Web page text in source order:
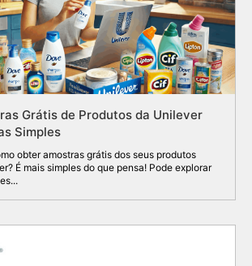
Grátis de Produtos da Unilever
Simples
obter amostras grátis dos seus produtos
É mais simples do que pensa! Pode explorar